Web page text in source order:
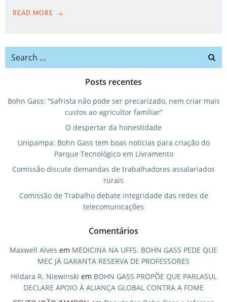
READ MORE
Search
Posts recentes
Bohn Gass: “Safrista não pode ser precarizado, nem criar mais
custos ao agricultor familiar”
O despertar da honestidade
Unipampa: Bohn Gass tem boas notícias para criação do
Parque Tecnológico em Livramento
Comissão discute demandas de trabalhadores assalariados
rurais
Comissão de Trabalho debate integridade das redes de
telecomunicações
Comentários
Maxwell Alves em MEDICINA NA UFFS. BOHN GASS PEDE QUE
MEC JÁ GARANTA RESERVA DE PROFESSORES
Hildara R. Niewinski em BOHN GASS PROPÕE QUE PARLASUL
DECLARE APOIO À ALIANÇA GLOBAL CONTRA A FOME